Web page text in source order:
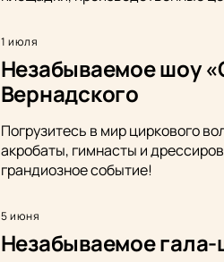
1 июля
Незабываемое шоу
Вернадского
Погрузитесь в мир циркового
акробаты, гимнасты и
грандиозное событие!
5 июня
Незабываемое